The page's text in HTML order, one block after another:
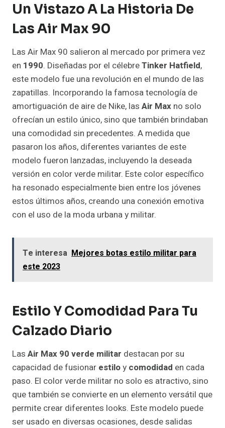
Un Vistazo A La Historia De
Las Air Max 90
Las Air Max 90 salieron al mercado por primera vez
en 1990. Diseñadas por el célebreTinker Hatfield,
este modelo fue una revolución en el mundo de las
zapatillas. Incorporando la famosa tecnología de
amortiguación de aire de Nike, las Air Max no solo
ofrecían un estilo único, sino que también brindaban
una comodidad sin precedentes. A medida que
pasaron los años, diferentes variantes de este
modelo fueron lanzadas, incluyendo la deseada
versión en color verde militar. Este color específico
ha resonado especialmente bien entre los jóvenes
estos últimos años, creando una conexión emotiva
con el uso de la moda urbana y militar.
Te interesa Mejores botas estilo militar para
este 2023
Estilo Y Comodidad Para Tu
Calzado Diario
Las Air Max 90 verde militar destacan por su
capacidad de fusionar estiloy comodidad en cada
paso. El color verde militar no solo es atractivo, sino
que también se convierte en un elemento versátil que
permite crear diferentes looks. Este modelo puede
ser usado en diversas ocasiones, desde salidas